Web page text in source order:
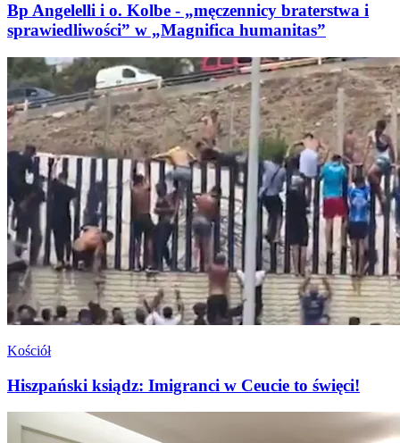
Bp Angelelli i o. Kolbe - „męczennicy braterstwa i
sprawiedliwości” w „Magnifica humanitas”
Kościół
Hiszpański ksiądz: Imigranci w Ceucie to święci!